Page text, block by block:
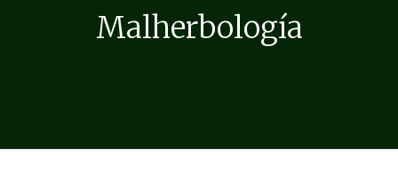
Malherbología